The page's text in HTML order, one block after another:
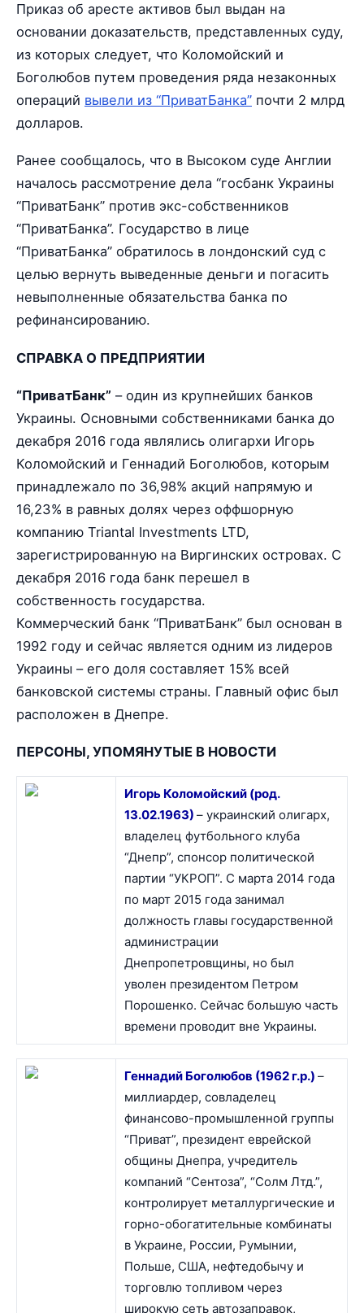
Приказ об аресте активов был выдан на
основании доказательств, представленных суду,
из которых следует, что Коломойский и
Боголюбов путем проведения ряда незаконных
операций вывели из “ПриватБанка” почти 2 млрд
долларов.
Ранее сообщалось, что в Высоком суде Англии
началось рассмотрение дела “госбанк Украины
“ПриватБанк” против экс-собственников
“ПриватБанка”. Государство в лице
“ПриватБанка” обратилось в лондонский суд с
целью вернуть выведенные деньги и погасить
невыполненные обязательства банка по
рефинансированию.
СПРАВКА О ПРЕДПРИЯТИИ
“ПриватБанк” – один из крупнейших банков
Украины. Основными собственниками банка до
декабря 2016 года являлись олигархи Игорь
Коломойский и Геннадий Боголюбов, которым
принадлежало по 36,98% акций напрямую и
16,23% в равных долях через оффшорную
компанию Triantal Investments LTD,
зарегистрированную на Виргинских островах. С
декабря 2016 года банк перешел в
собственность государства.
Коммерческий банк “ПриватБанк” был основан в
1992 году и сейчас является одним из лидеров
Украины – его доля составляет 15% всей
банковской системы страны. Главный офис был
расположен в Днепре.
ПЕРСОНЫ, УПОМЯНУТЫЕ В НОВОСТИ
Игорь Коломойский (род.
13.02.1963) – украинский олигарх,
владелец футбольного клуба
“Днепр”, спонсор политической
партии “УКРОП”. С марта 2014 года
по март 2015 года занимал
должность главы государственной
администрации
Днепропетровщины, но был
уволен президентом Петром
Порошенко. Сейчас большую часть
времени проводит вне Украины.
Геннадий Боголюбов (1962 г.р.) –
миллиардер, совладелец
финансово-промышленной группы
“Приват”, президент еврейской
общины Днепра, учредитель
компаний “Сентоза”, “Солм Лтд.”,
контролирует металлургические и
горно-обогатительные комбинаты
в Украине, России, Румынии,
Польше, США, нефтедобычу и
торговлю топливом через
широкую сеть автозаправок,